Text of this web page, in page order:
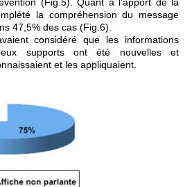
la compréhension du message
47,5% des cas (Fig.6).
considéré que les informations
supports ont été nouvelles et
et les appliquaient.